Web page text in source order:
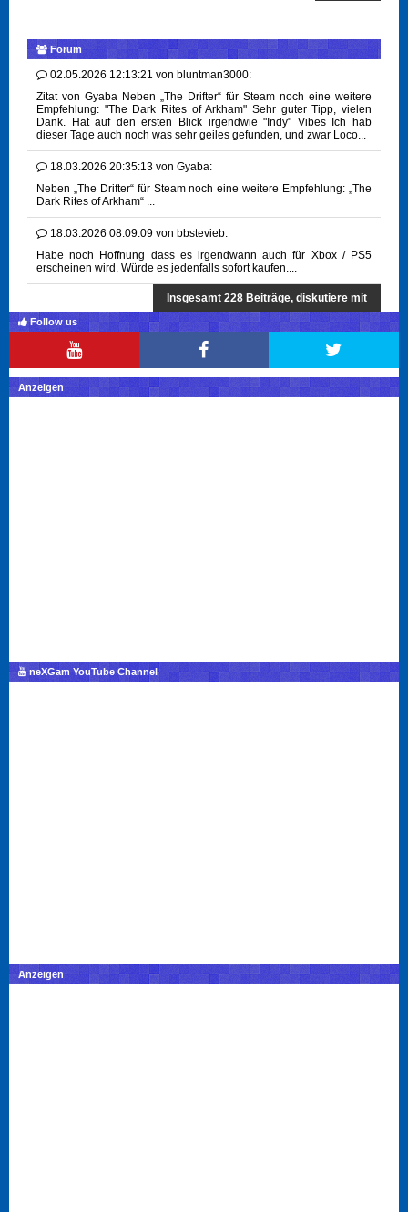
Forum
02.05.2026 12:13:21 von bluntman3000:
Zitat von Gyaba Neben „The Drifter“ für Steam noch eine weitere
Empfehlung: "The Dark Rites of Arkham" Sehr guter Tipp, vielen
Dank. Hat auf den ersten Blick irgendwie "Indy" Vibes Ich hab
dieser Tage auch noch was sehr geiles gefunden, und zwar Loco...
18.03.2026 20:35:13 von Gyaba:
Neben „The Drifter“ für Steam noch eine weitere Empfehlung: „The
Dark Rites of Arkham“ ...
18.03.2026 08:09:09 von bbstevieb:
Habe noch Hoffnung dass es irgendwann auch für Xbox / PS5
erscheinen wird. Würde es jedenfalls sofort kaufen....
Insgesamt 228 Beiträge, diskutiere mit
Follow us
Anzeigen
neXGam YouTube Channel
Anzeigen